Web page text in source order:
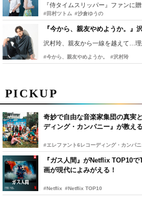
PICKUP
奇妙で自由な音楽家集団の真実
ディング・カンパニー』が教え
#エレファント6レコーディング・カンパ
『ガス人間』がNetflix TOP10
画が現代によみがえる！
#Netflix #Netflix TOP10
#田村ツトム #沙倉ゆうの
『今から、親友やめようか。』
沢村玲、親友から一線を越えて…
#今から、親友やめようか。 #沢村玲